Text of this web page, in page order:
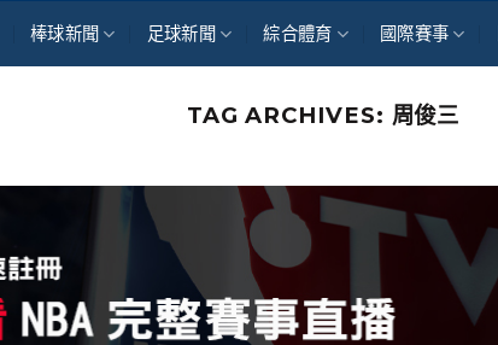
棒球新聞 足球新聞 綜合體育 國際賽事
TAG ARCHIVES: 周俊三